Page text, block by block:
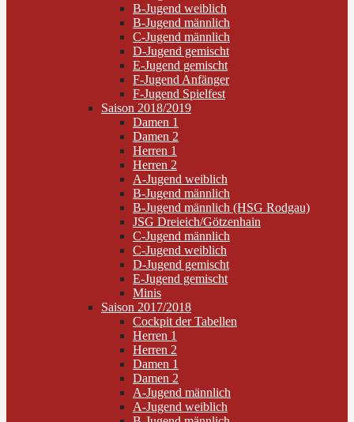
B-Jugend weiblich
B-Jugend männlich
C-Jugend männlich
D-Jugend gemischt
E-Jugend gemischt
F-Jugend Anfänger
F-Jugend Spielfest
Saison 2018/2019
Damen 1
Damen 2
Herren 1
Herren 2
A-Jugend weiblich
B-Jugend männlich
B-Jugend männlich (HSG Rodgau)
JSG Dreieich/Götzenhain
C-Jugend männlich
C-Jugend weiblich
D-Jugend gemischt
E-Jugend gemischt
Minis
Saison 2017/2018
Cockpit der Tabellen
Herren 1
Herren 2
Damen 1
Damen 2
A-Jugend männlich
A-Jugend weiblich